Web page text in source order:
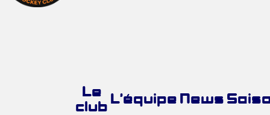
Le
club
L’équipe News